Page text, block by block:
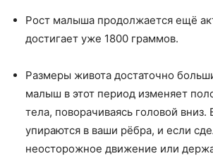
Рост малыша продолжается ещё
достигает уже 1800 граммов.
Размеры живота достаточно
малыш в этот период изменяет
тела, поворачиваясь головой
упираются в ваши рёбра, и если
неосторожное движение или